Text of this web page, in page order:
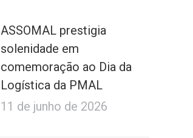
ASSOMAL prestigia
solenidade em
comemoração ao Dia da
Logística da PMAL
11 de junho de 2026